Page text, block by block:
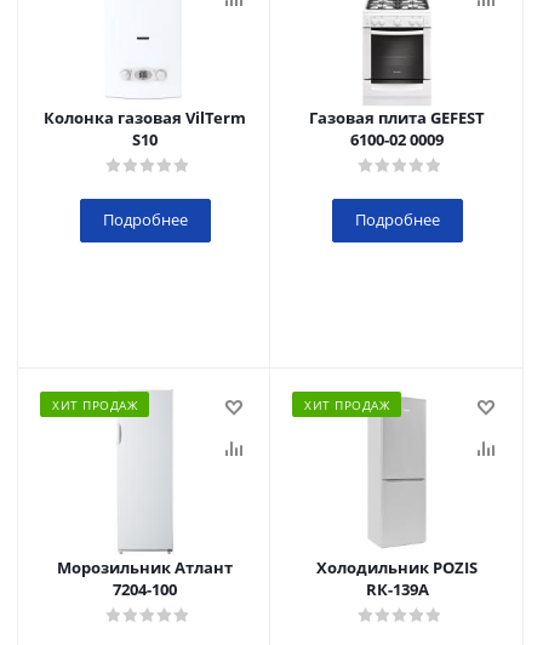
Колонка газовая VilTerm
S10
Подробнее
Газовая плита GEFEST
6100-02 0009
Подробнее
ХИТ ПРОДАЖ
Морозильник Атлант
7204-100
ХИТ ПРОДАЖ
Холодильник POZIS
RК-139А